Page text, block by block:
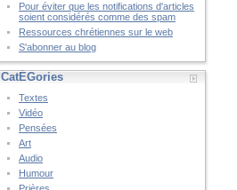
Pour éviter que les notifications d'articles
soient considérés comme des spam
Ressources chrétiennes sur le web
S'abonner au blog
CatÉGories
Textes
Vidéo
Pensées
Art
Audio
Humour